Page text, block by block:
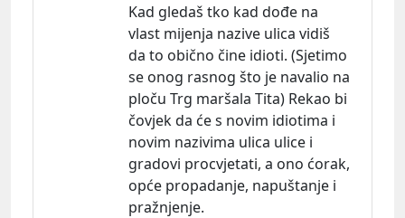
Kad gledaš tko kad dođe na
vlast mijenja nazive ulica vidiš
da to obično čine idioti. (Sjetimo
se onog rasnog što je navalio na
ploču Trg maršala Tita) Rekao bi
čovjek da će s novim idiotima i
novim nazivima ulica ulice i
gradovi procvjetati, a ono ćorak,
opće propadanje, napuštanje i
pražnjenje.